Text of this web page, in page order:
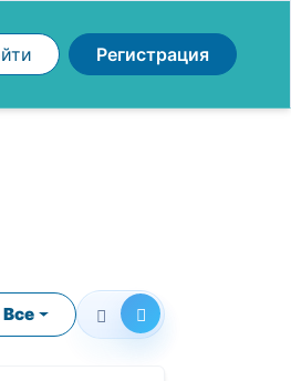
Регистрация
Все